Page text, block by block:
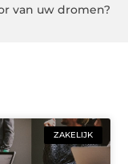
van uw dromen?
ZAKELIJK